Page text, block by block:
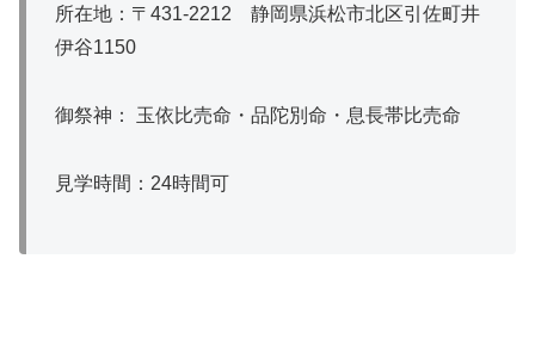
所在地：〒431-2212 静岡県浜松市北区引佐町井
伊谷1150
御祭神： 玉依比売命・品陀別命・息長帯比売命
見学時間：24時間可